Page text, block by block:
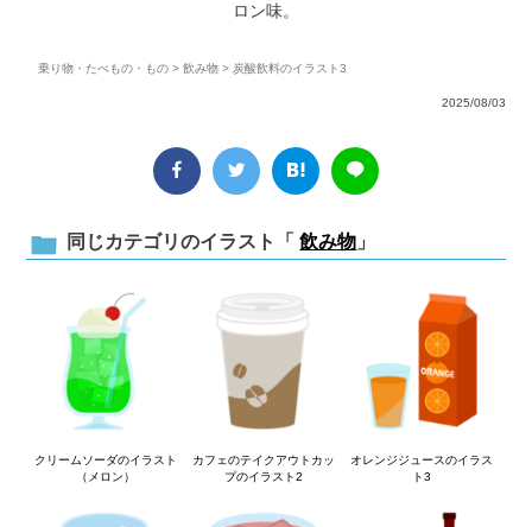
ロン味。
乗り物・たべもの・もの >飲み物 > 炭酸飲料のイラスト3
2025/08/03
同じカテゴリのイラスト「 飲み物 」
クリームソーダのイラスト
（メロン）
カフェのテイクアウトカッ
プのイラスト2
オレンジジュースのイラス
ト3